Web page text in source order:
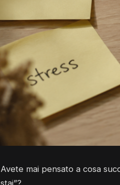
Avete mai pensato a cosa